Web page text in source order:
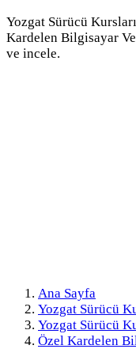
Yozgat Sürücü
Kardelen Bilgisayar
ve incele.
Ana Sayfa
Yozgat Sürücü
Yozgat Sürücü
Özel Kardelen